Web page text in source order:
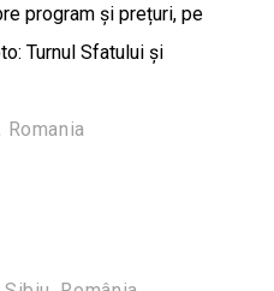
program și prețuri, pe
Turnul Sfatului și